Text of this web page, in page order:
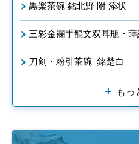
黒楽茶碗 銘北野 附 添状
三彩金襴手龍文双耳瓶・
刀剣・粉引茶碗 銘楚白
もっ